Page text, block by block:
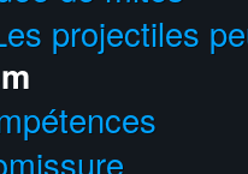
projectiles